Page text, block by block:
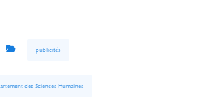
publicités
des Sciences Humaines